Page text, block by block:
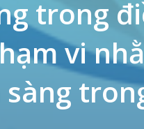
trong
vi
sàng